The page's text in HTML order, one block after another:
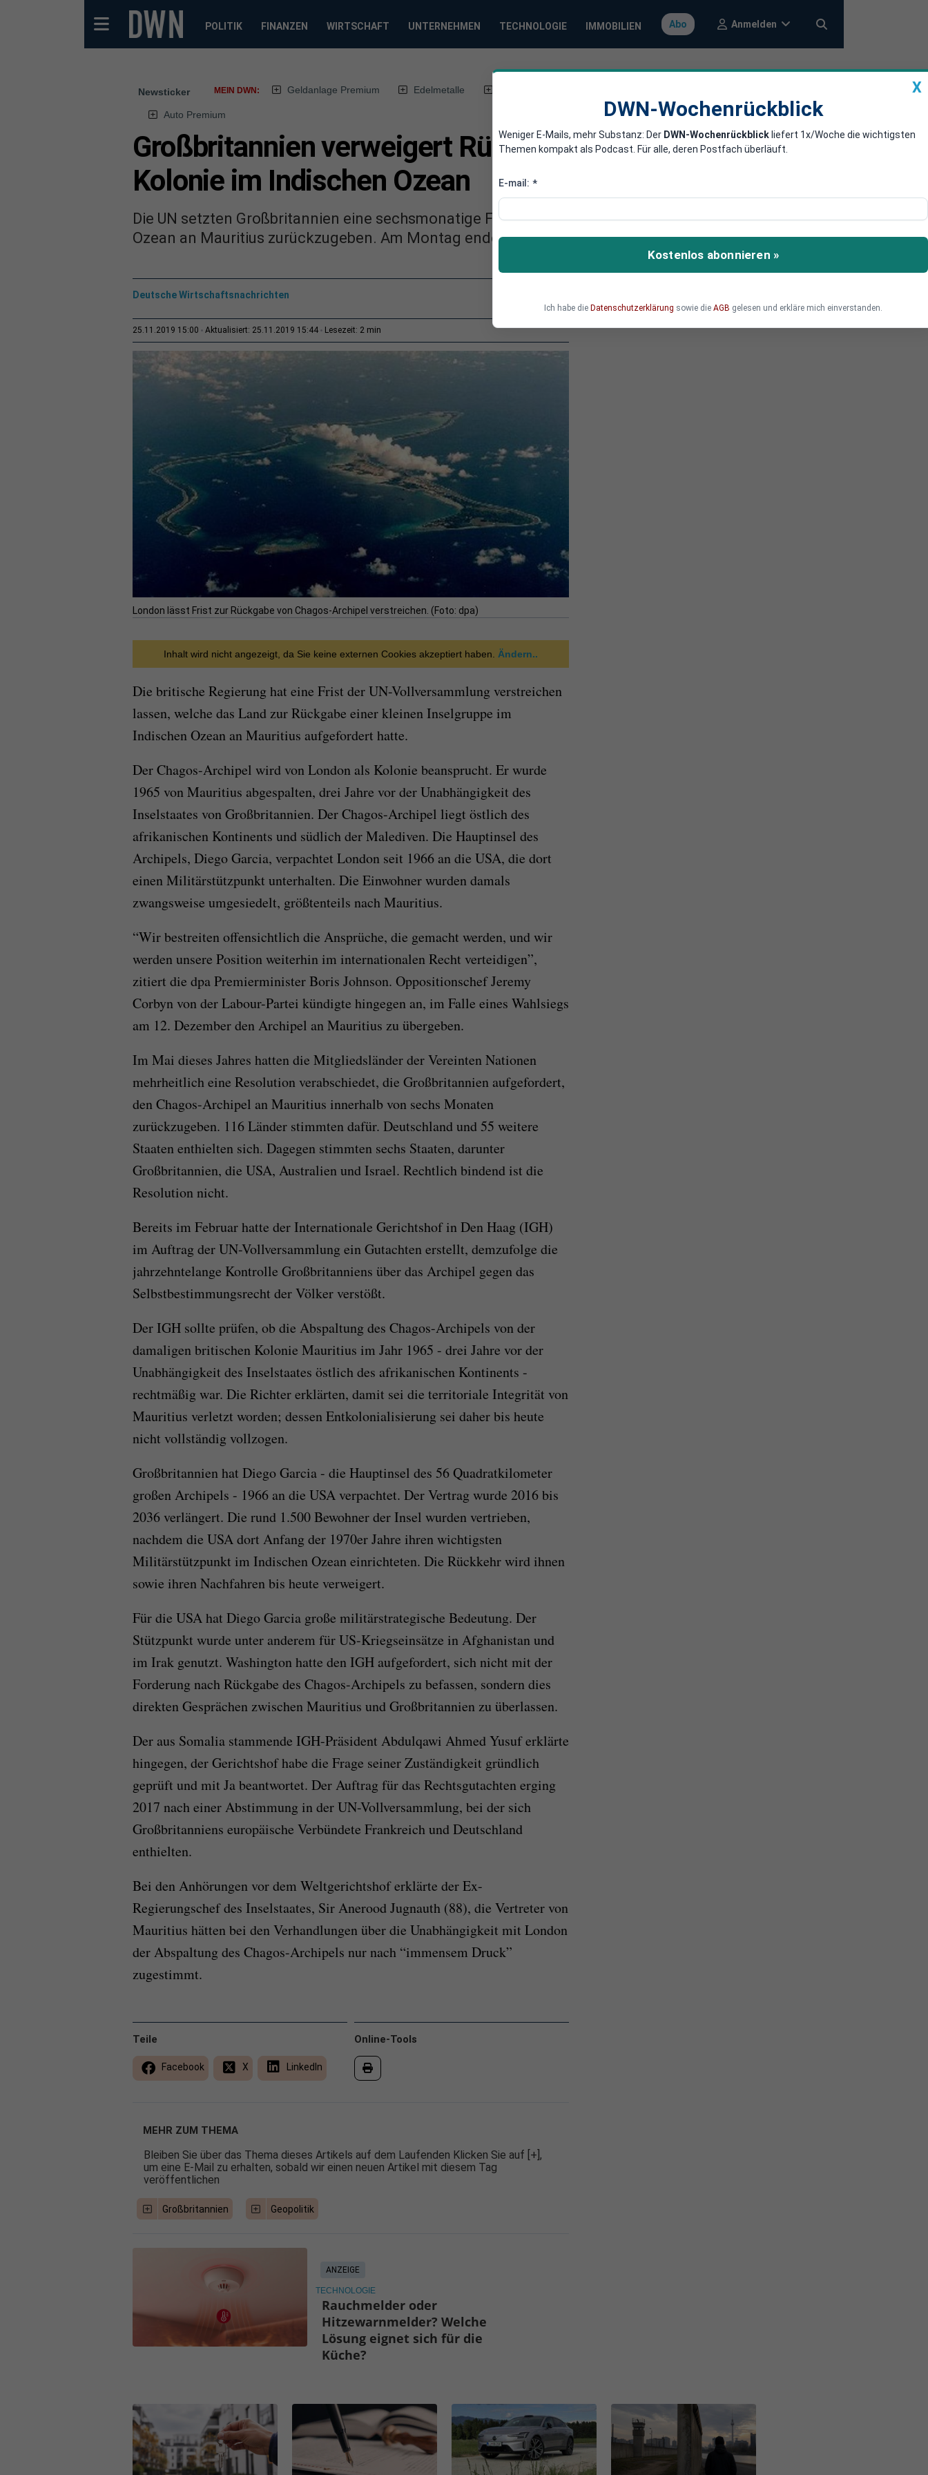
POLITIK FINANZEN WIRTSCHAFT UNTERNEHMEN TECHNOLOGIE IMMOBILIEN Abo Anmelden
Newsticker MEIN DWN: Geldanlage Premium Edelmetalle
Auto Premium
Großbritannien verweigert Rückgabe seiner letzten
Kolonie im Indischen Ozean
Die UN setzten Großbritannien eine sechsmonatige Frist, um eine Inselgruppe im Indischen
Ozean an Mauritius zurückzugeben. Am Montag endete die Frist.
Deutsche Wirtschaftsnachrichten
25.11.2019 15:00 Aktualisiert: 25.11.2019 15:44 Lesezeit: 2 min
London lässt Frist zur Rückgabe von Chagos-Archipel verstreichen. (Foto: dpa)
Inhalt wird nicht angezeigt, da Sie keine externen Cookies akzeptiert haben. Ändern..
Die britische Regierung hat eine Frist der UN-Vollversammlung verstreichen
lassen, welche das Land zur Rückgabe einer kleinen Inselgruppe im
Indischen Ozean an Mauritius aufgefordert hatte.
Der Chagos-Archipel wird von London als Kolonie beansprucht. Er wurde
1965 von Mauritius abgespalten, drei Jahre vor der Unabhängigkeit des
Inselstaates von Großbritannien. Der Chagos-Archipel liegt östlich des
afrikanischen Kontinents und südlich der Malediven. Die Hauptinsel des
Archipels, Diego Garcia, verpachtet London seit 1966 an die USA, die dort
einen Militärstützpunkt unterhalten. Die Einwohner wurden damals
zwangsweise umgesiedelt, größtenteils nach Mauritius.
“Wir bestreiten offensichtlich die Ansprüche, die gemacht werden, und wir
werden unsere Position weiterhin im internationalen Recht verteidigen”,
zitiert die dpa Premierminister Boris Johnson. Oppositionschef Jeremy
Corbyn von der Labour-Partei kündigte hingegen an, im Falle eines Wahlsiegs
am 12. Dezember den Archipel an Mauritius zu übergeben.
Im Mai dieses Jahres hatten die Mitgliedsländer der Vereinten Nationen
mehrheitlich eine Resolution verabschiedet, die Großbritannien aufgefordert,
den Chagos-Archipel an Mauritius innerhalb von sechs Monaten
zurückzugeben. 116 Länder stimmten dafür. Deutschland und 55 weitere
Staaten enthielten sich. Dagegen stimmten sechs Staaten, darunter
Großbritannien, die USA, Australien und Israel. Rechtlich bindend ist die
Resolution nicht.
Bereits im Februar hatte der Internationale Gerichtshof in Den Haag (IGH)
im Auftrag der UN-Vollversammlung ein Gutachten erstellt, demzufolge die
jahrzehntelange Kontrolle Großbritanniens über das Archipel gegen das
Selbstbestimmungsrecht der Völker verstößt.
Der IGH sollte prüfen, ob die Abspaltung des Chagos-Archipels von der
damaligen britischen Kolonie Mauritius im Jahr 1965 - drei Jahre vor der
Unabhängigkeit des Inselstaates östlich des afrikanischen Kontinents -
rechtmäßig war. Die Richter erklärten, damit sei die territoriale Integrität von
Mauritius verletzt worden; dessen Entkolonialisierung sei daher bis heute
nicht vollständig vollzogen.
Großbritannien hat Diego Garcia - die Hauptinsel des 56 Quadratkilometer
großen Archipels - 1966 an die USA verpachtet. Der Vertrag wurde 2016 bis
2036 verlängert. Die rund 1.500 Bewohner der Insel wurden vertrieben,
nachdem die USA dort Anfang der 1970er Jahre ihren wichtigsten
Militärstützpunkt im Indischen Ozean einrichteten. Die Rückkehr wird ihnen
sowie ihren Nachfahren bis heute verweigert.
Für die USA hat Diego Garcia große militärstrategische Bedeutung. Der
Stützpunkt wurde unter anderem für US-Kriegseinsätze in Afghanistan und
im Irak genutzt. Washington hatte den IGH aufgefordert, sich nicht mit der
Forderung nach Rückgabe des Chagos-Archipels zu befassen, sondern dies
direkten Gesprächen zwischen Mauritius und Großbritannien zu überlassen.
Der aus Somalia stammende IGH-Präsident Abdulqawi Ahmed Yusuf erklärte
hingegen, der Gerichtshof habe die Frage seiner Zuständigkeit gründlich
geprüft und mit Ja beantwortet. Der Auftrag für das Rechtsgutachten erging
2017 nach einer Abstimmung in der UN-Vollversammlung, bei der sich
Großbritanniens europäische Verbündete Frankreich und Deutschland
enthielten.
Bei den Anhörungen vor dem Weltgerichtshof erklärte der Ex-
Regierungschef des Inselstaates, Sir Anerood Jugnauth (88), die Vertreter von
Mauritius hätten bei den Verhandlungen über die Unabhängigkeit mit London
der Abspaltung des Chagos-Archipels nur nach “immensem Druck”
zugestimmt.
Online-Tools
Teile
Facebook X LinkedIn
MEHR ZUM THEMA
Bleiben Sie über das Thema dieses Artikels auf dem Laufenden Klicken Sie auf [+],
um eine E-Mail zu erhalten, sobald wir einen neuen Artikel mit diesem Tag
veröffentlichen
Großbritannien Geopolitik
ANZEIGE
TECHNOLOGIE
Rauchmelder oder
Hitzewarnmelder? Welche
Lösung eignet sich für die
Küche?
X
DWN-Wochenrückblick
Weniger E-Mails, mehr Substanz: Der DWN-Wochenrückblick liefert 1x/Woche die wichtigsten
Themen kompakt als Podcast. Für alle, deren Postfach überläuft.
E-mail: *
Kostenlos abonnieren »
Ich habe die Datenschutzerklärung sowie die AGB gelesen und erkläre mich einverstanden.